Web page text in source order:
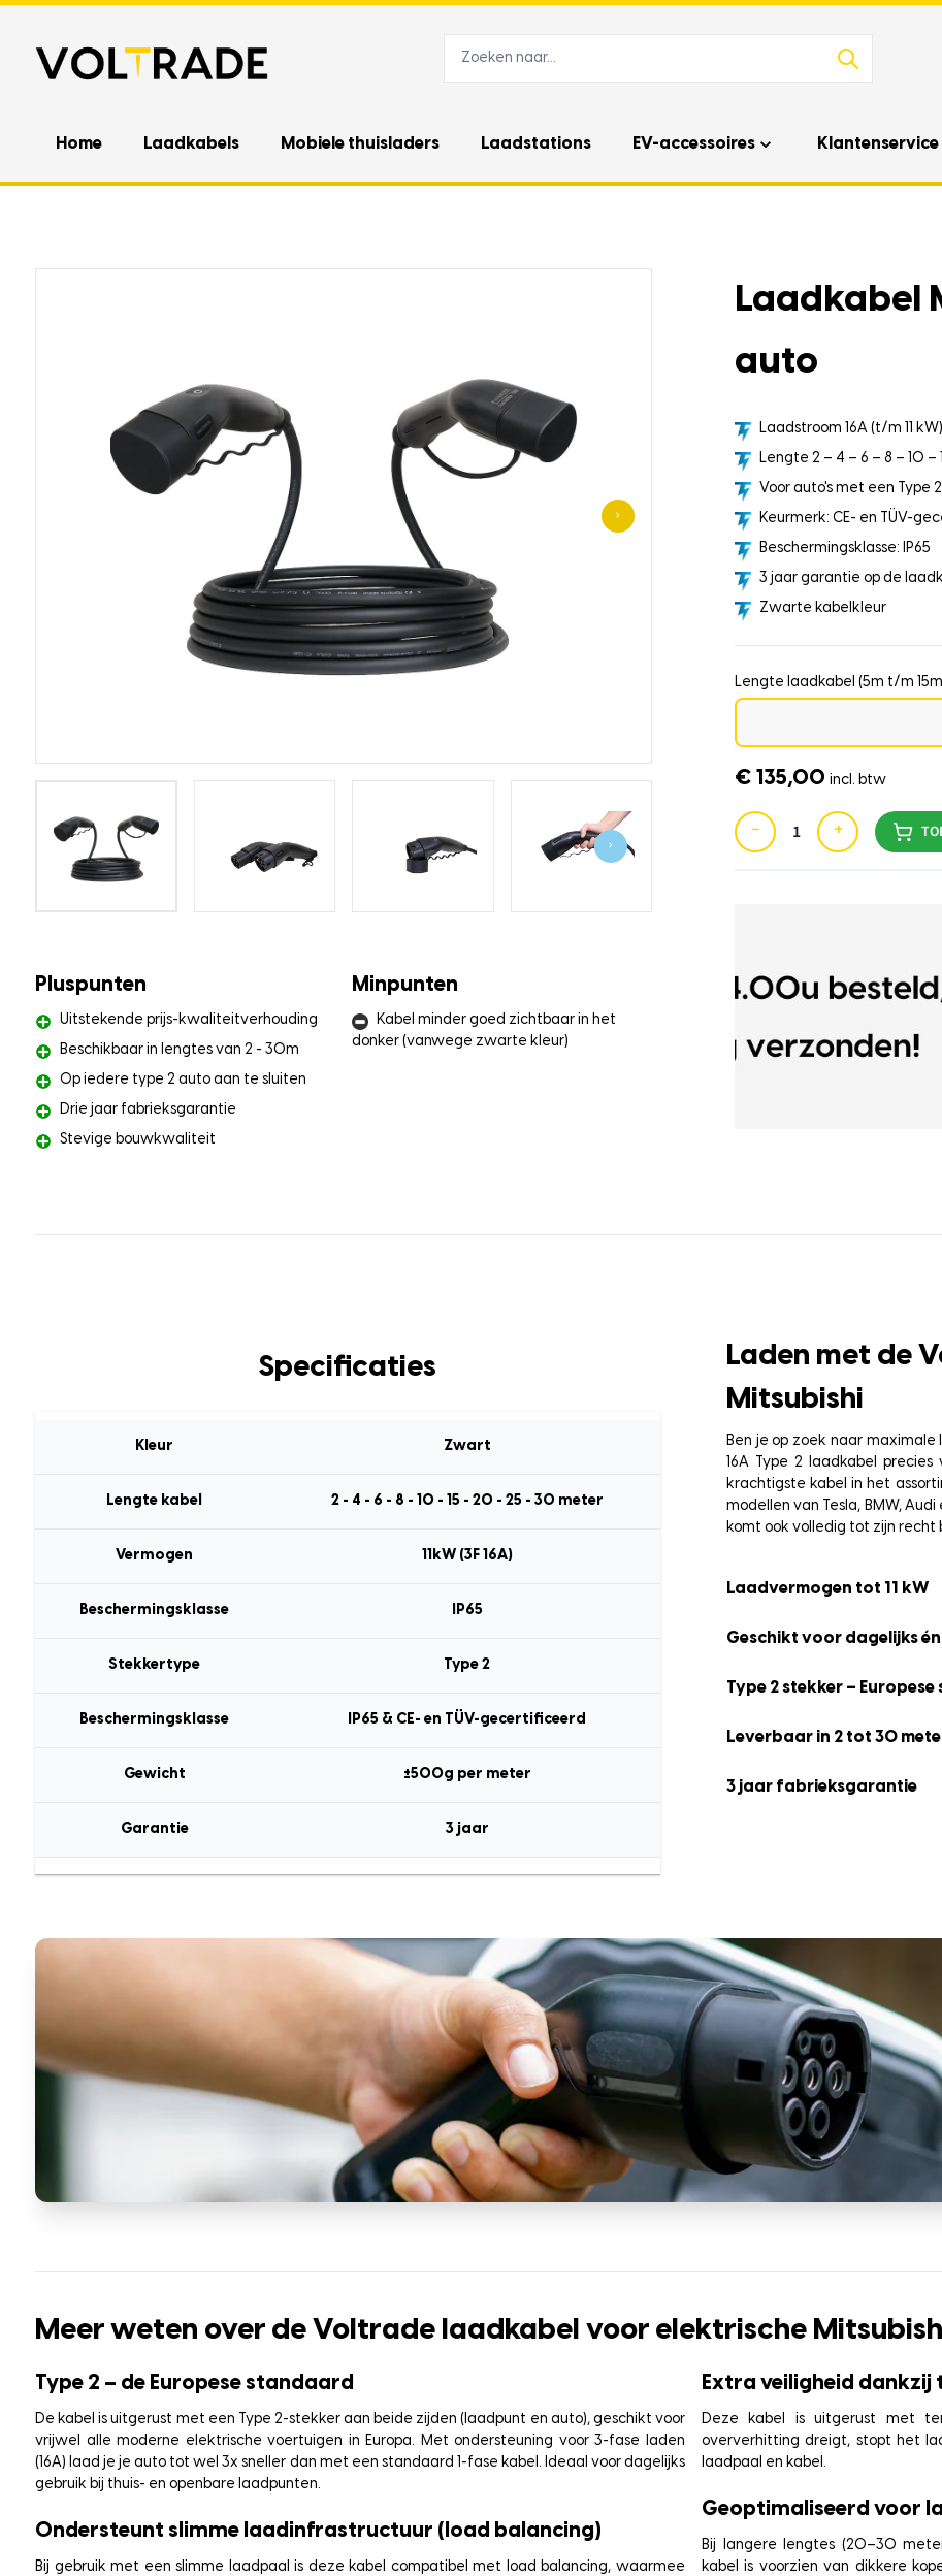
Home Laadkabels Mobiele thuisladers Laadstations EV-accessoires Klantenservice
›
›
Pluspunten
Uitstekende prijs-kwaliteitverhouding
Beschikbaar in lengtes van 2 - 30m
Op iedere type 2 auto aan te sluiten
Drie jaar fabrieksgarantie
Stevige bouwkwaliteit
Minpunten
Kabel minder goed zichtbaar in het
donker (vanwege zwarte kleur)
Laadkabel
auto
Laadstroom 16A (t/m 11 kW)
Lengte 2 – 4 – 6 – 8 – 10
Voor auto's met een Type
Keurmerk: CE- en TÜV-
Beschermingsklasse: IP65
3 jaar garantie op de
Zwarte kabelkleur
Lengte laadkabel (5m t/m
€ 135,00 incl. btw
− +
Specificaties
Kleur Zwart
Lengte kabel 2 - 4 - 6 - 8 - 10 - 15 - 20 - 25 - 30 meter
Vermogen 11kW (3F 16A)
Beschermingsklasse IP65
Stekkertype Type 2
Beschermingsklasse IP65 & CE- en TÜV-gecertificeerd
Gewicht ±500g per meter
Garantie 3 jaar
Laden met de
Mitsubishi
Ben je op zoek naar maximale
16A Type 2 laadkabel
krachtigste kabel in het
modellen van Tesla, BMW,
komt ook volledig tot zijn recht
Laadvermogen tot 11 kW
Geschikt voor dagelijks
Type 2 stekker –
Leverbaar in 2 tot 30
3 jaar fabrieksgarantie
Meer weten over de Voltrade laadkabel voor elektrische
Type 2 – de Europese standaard
De kabel is uitgerust met een Type 2-stekker aan beide zijden (laadpunt en auto), geschikt voor
vrijwel alle moderne elektrische voertuigen in Europa. Met ondersteuning voor 3-fase laden
(16A) laad je je auto tot wel 3x sneller dan met een standaard 1-fase kabel. Ideaal voor dagelijks
gebruik bij thuis- en openbare laadpunten.
Ondersteunt slimme laadinfrastructuur (load balancing)
Bij gebruik met een slimme laadpaal is deze kabel compatibel met load balancing, waarmee
Extra veiligheid
Deze kabel is uitgerust met
oververhitting dreigt, stopt het
laadpaal en kabel.
Geoptimaliseerd voor
Bij langere lengtes (20–30
kabel is voorzien van dikkere